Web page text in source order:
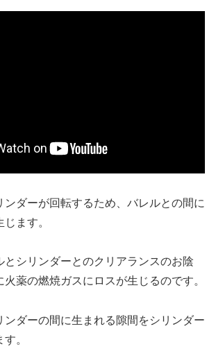
ンダーが回転するため、バレルとの間に
ます。
とシリンダーとのクリアランスのお陰
薬の燃焼ガスにロスが生じるのです。
ンダーの間に生まれる隙間をシリンダー
。